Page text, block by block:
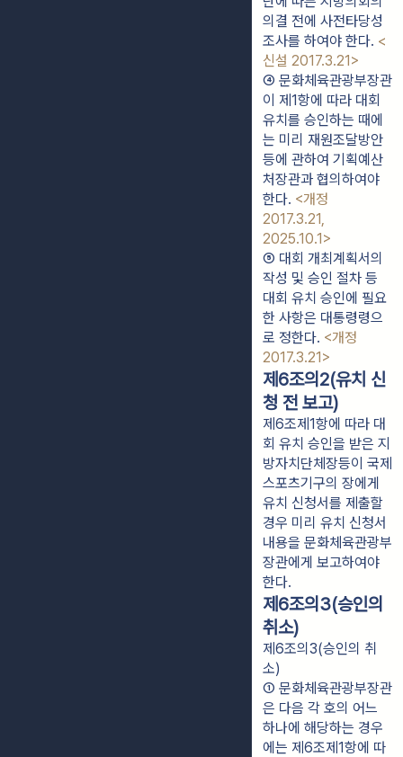
의결 전에 사전타당성
조사를 하여야 한다. <
신설 2017.3.21>
④ 문화체육관광부장관
이 제1항에 따라 대회
유치를 승인하는 때에
는 미리 재원조달방안
등에 관하여 기획예산
처장관과 협의하여야
한다. <개정
2017.3.21,
2025.10.1>
⑤ 대회 개최계획서의
작성 및 승인 절차 등
대회 유치 승인에 필요
한 사항은 대통령령으
로 정한다. <개정
2017.3.21>
제6조의2(유치 신
청 전 보고)
제6조제1항에 따라 대
회 유치 승인을 받은 지
방자치단체장등이 국제
스포츠기구의 장에게
유치 신청서를 제출할
경우 미리 유치 신청서
내용을 문화체육관광부
장관에게 보고하여야
한다.
제6조의3(승인의
취소)
제6조의3(승인의 취
소)
① 문화체육관광부장관
은 다음 각 호의 어느
하나에 해당하는 경우
에는 제6조제1항에 따